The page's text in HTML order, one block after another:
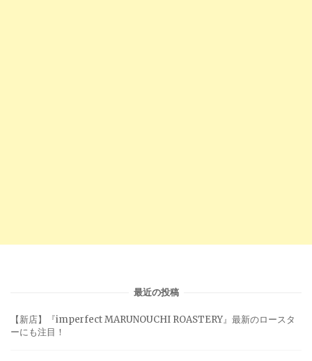
最近の投稿
【新店】『imperfect MARUNOUCHI ROASTERY』最新のロースタ
ーにも注目！